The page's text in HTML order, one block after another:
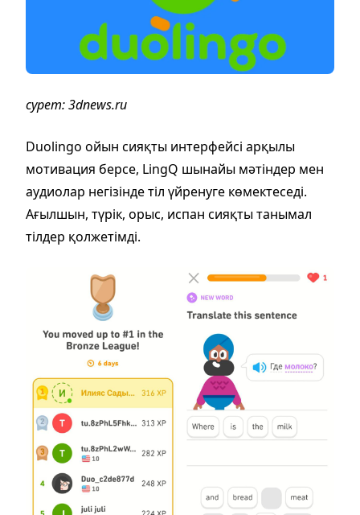
сурет: 3dnews.ru
Duolingo ойын сияқты интерфейсі арқылы
мотивация берсе, LingQ шынайы мәтіндер мен
аудиолар негізінде тіл үйренуге көмектеседі.
Ағылшын, түрік, орыс, испан сияқты танымал
тілдер қолжетімді.